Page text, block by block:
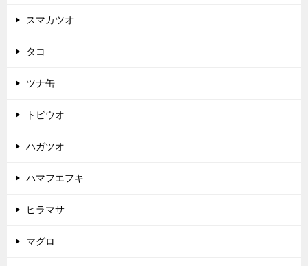
スマカツオ
タコ
ツナ缶
トビウオ
ハガツオ
ハマフエフキ
ヒラマサ
マグロ